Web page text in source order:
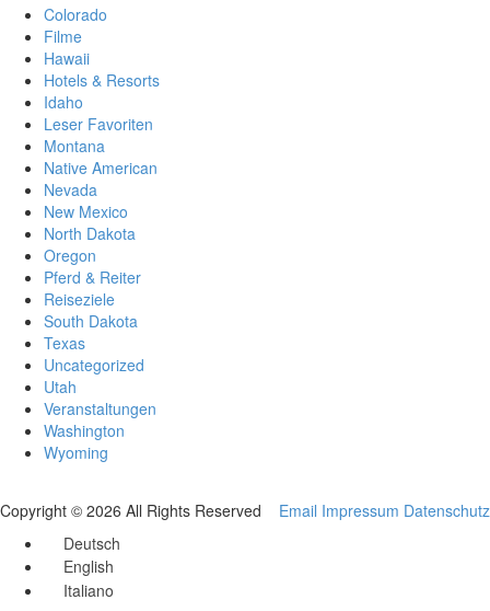
Colorado
Filme
Hawaii
Hotels & Resorts
Idaho
Leser Favoriten
Montana
Native American
Nevada
New Mexico
North Dakota
Oregon
Pferd & Reiter
Reiseziele
South Dakota
Texas
Uncategorized
Utah
Veranstaltungen
Washington
Wyoming
Copyright © 2026 All Rights Reserved Email Impressum Datenschutz
Deutsch
English
Italiano